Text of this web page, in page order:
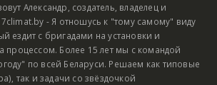
Александр, создатель, владелец и
- Я отношусь к "тому самому" виду
ездит с бригадами на установки и
процессом. Более 15 лет мы с командой
по всей Беларуси. Решаем как типовые
так и задачи со звёздочкой